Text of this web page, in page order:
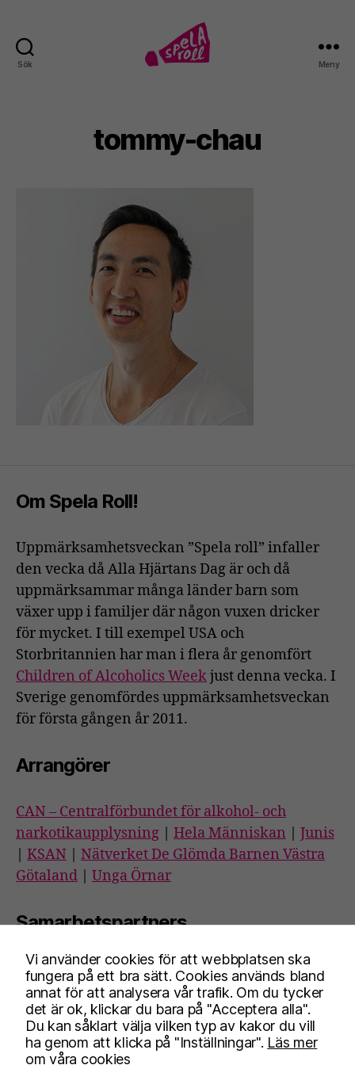
Sök Meny
tommy-chau
Om Spela Roll!
Uppmärksamhetsveckan ”Spela roll” infaller
den vecka då Alla Hjärtans Dag är och då
uppmärksammar många länder barn som
växer upp i familjer där någon vuxen dricker
för mycket. I till exempel USA och
Storbritannien har man i flera år genomfört
Children of Alcoholics Weekjust denna vecka. I
Sverige genomfördes uppmärksamhetsveckan
för första gången år 2011.
Arrangörer
CAN – Centralförbundet för alkohol- och
narkotikaupplysning
Hela Människan
Junis
KSAN
Nätverket De Glömda Barnen Västra
Götaland
Unga Örnar
Samarbetspartners
Blå Bandet|Nykterhetsrörelsens
bildningsverksamhet| Riksförbundet SIMON|
Frisksportrörelsen| Stiftelsen Trygga barnen
Vi använder cookies för att webbplatsen ska
fungera på ett bra sätt. Cookies används bland
annat för att analysera vår trafik. Om du tycker
det är ok, klickar du bara på "Acceptera alla".
Du kan såklart välja vilken typ av kakor du vill
ha genom att klicka på "Inställningar". Läs mer
om våra cookies